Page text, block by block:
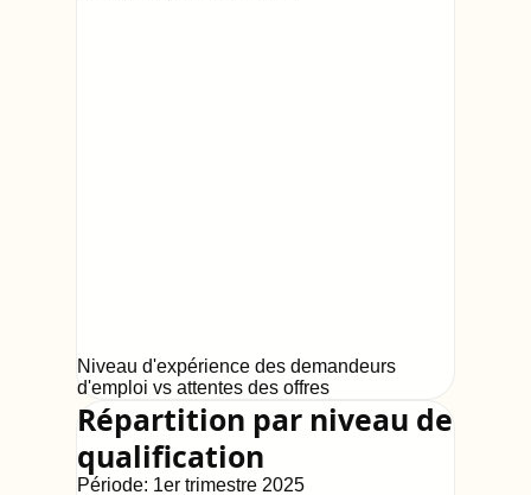
Niveau d'expérience des demandeurs
d'emploi vs attentes des offres
Répartition par niveau de
qualification
Période: 1er trimestre 2025